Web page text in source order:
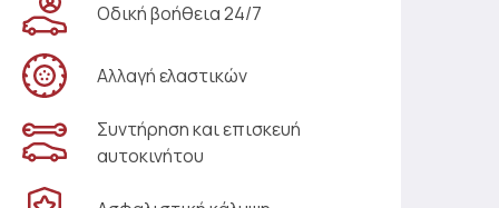
Οδική βοήθεια 24/7
Αλλαγή ελαστικών
Συντήρηση και επισκευή
αυτοκινήτου